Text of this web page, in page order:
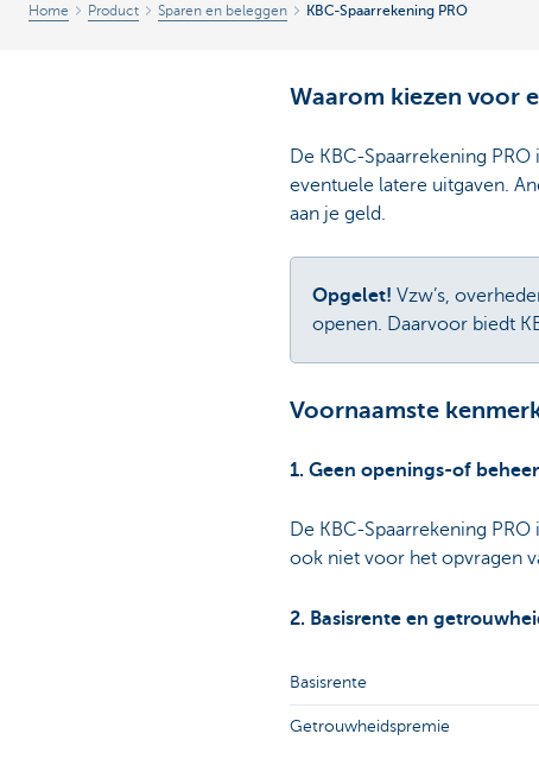
Home Product Sparen en beleggen KBC-Spaarrekening PRO
Waarom kiezen voor
De KBC-Spaarrekening
eventuele latere uitgaven.
aan je geld.
Opgelet! Vzw’s,
openen. Daarvoor biedt
Voornaamste
1. Geen openings-of
De KBC-Spaarrekening
ook niet voor het opvragen
2. Basisrente en
Basisrente
Getrouwheidspremie